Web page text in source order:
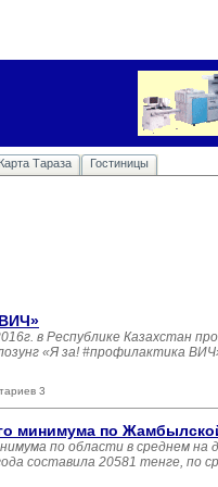
Тараза Гостиницы
в Республике Казахстан
«Я за! #профилактика
3
минимума по
по области в среднем на
составила 20581 тенге, по